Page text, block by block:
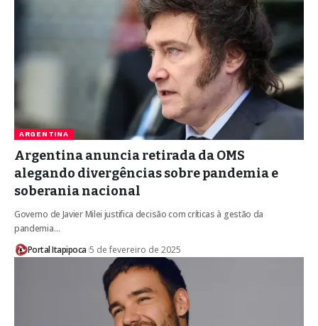
ARGENTINA
Argentina anuncia retirada da OMS
alegando divergências sobre pandemia e
soberania nacional
Governo de Javier Milei justifica decisão com críticas à gestão da
pandemia…
Portal Itapipoca 5 de fevereiro de 2025